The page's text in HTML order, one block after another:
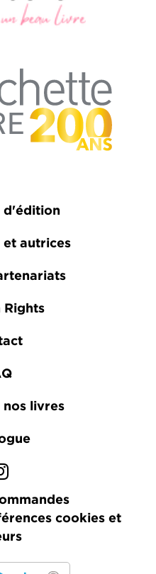
d'édition
et autrices
Rights
nos livres
cookies et